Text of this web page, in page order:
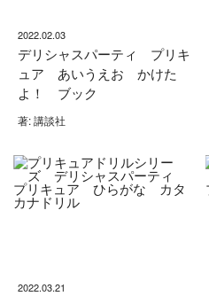
2022.02.03
デリシャスパーティ プリキ
ュア あいうえお かけた
よ！ ブック
著: 講談社
2022.03.21